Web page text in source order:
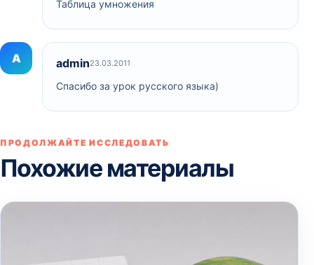
Таблица умножения
A admin23.03.2011
Спасибо за урок русского языка)
ПРОДОЛЖАЙТЕ ИССЛЕДОВАТЬ
Похожие материалы